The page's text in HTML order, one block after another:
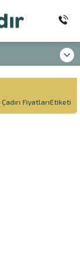
FiyatlarıEtiketi